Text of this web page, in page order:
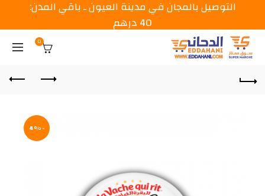
0
-4%
التوصيل بالمجان في مدينة العيون ـ باقي المدن:
40 درهم